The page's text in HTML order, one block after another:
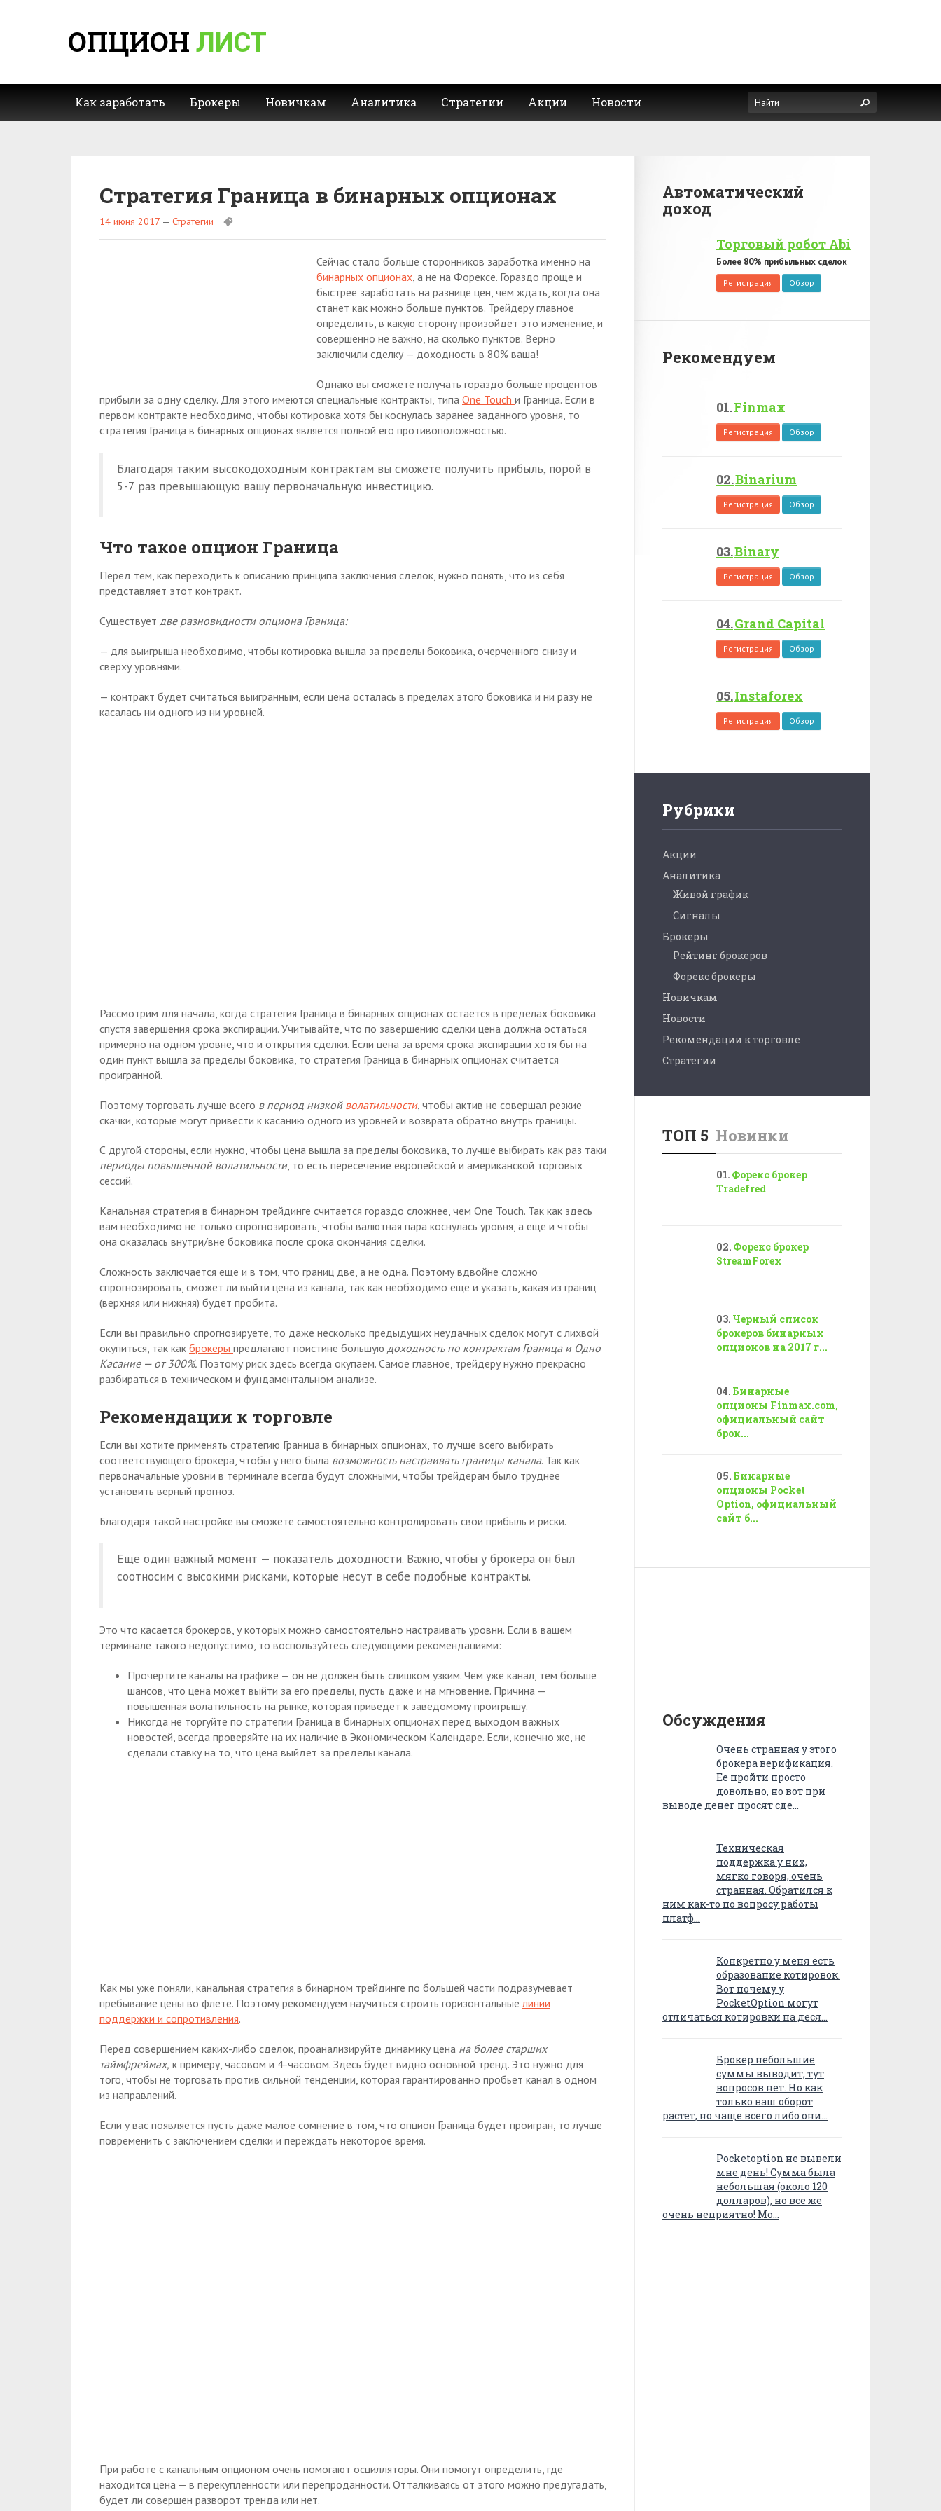
ОПЦИОН ЛИСТ
Как заработать Брокеры Новичкам Аналитика Стратегии Акции Новости
Стратегия Граница в бинарных опционах
14 июня 2017 — Стратегии
Сейчас стало больше сторонников заработка именно на
бинарных опционах, а не на Форексе. Гораздо проще и
быстрее заработать на разнице цен, чем ждать, когда она
станет как можно больше пунктов. Трейдеру главное
определить, в какую сторону произойдет это изменение, и
совершенно не важно, на сколько пунктов. Верно
заключили сделку — доходность в 80% ваша!
Однако вы сможете получать гораздо больше процентов
прибыли за одну сделку. Для этого имеются специальные контракты, типа One Touch и Граница. Если в
первом контракте необходимо, чтобы котировка хотя бы коснулась заранее заданного уровня, то
стратегия Граница в бинарных опционах является полной его противоположностью.
Благодаря таким высокодоходным контрактам вы сможете получить прибыль, порой в
5-7 раз превышающую вашу первоначальную инвестицию.
Что такое опцион Граница
Перед тем, как переходить к описанию принципа заключения сделок, нужно понять, что из себя
представляет этот контракт.
Существует две разновидности опциона Граница:
— для выигрыша необходимо, чтобы котировка вышла за пределы боковика, очерченного снизу и
сверху уровнями.
— контракт будет считаться выигранным, если цена осталась в пределах этого боковика и ни разу не
касалась ни одного из ни уровней.
Рассмотрим для начала, когда стратегия Граница в бинарных опционах остается в пределах боковика
спустя завершения срока экспирации. Учитывайте, что по завершению сделки цена должна остаться
примерно на одном уровне, что и открытия сделки. Если цена за время срока экспирации хотя бы на
один пункт вышла за пределы боковика, то стратегия Граница в бинарных опционах считается
проигранной.
Поэтому торговать лучше всего в период низкой волатильности, чтобы актив не совершал резкие
скачки, которые могут привести к касанию одного из уровней и возврата обратно внутрь границы.
С другой стороны, если нужно, чтобы цена вышла за пределы боковика, то лучше выбирать как раз таки
периоды повышенной волатильности, то есть пересечение европейской и американской торговых
сессий.
Канальная стратегия в бинарном трейдинге считается гораздо сложнее, чем One Touch. Так как здесь
вам необходимо не только спрогнозировать, чтобы валютная пара коснулась уровня, а еще и чтобы
она оказалась внутри/вне боковика после срока окончания сделки.
Сложность заключается еще и в том, что границ две, а не одна. Поэтому вдвойне сложно
спрогнозировать, сможет ли выйти цена из канала, так как необходимо еще и указать, какая из границ
(верхняя или нижняя) будет пробита.
Если вы правильно спрогнозируете, то даже несколько предыдущих неудачных сделок могут с лихвой
окупиться, так как брокеры предлагают поистине большую доходность по контрактам Граница и Одно
Касание — от 300%. Поэтому риск здесь всегда окупаем. Самое главное, трейдеру нужно прекрасно
разбираться в техническом и фундаментальном анализе.
Рекомендации к торговле
Если вы хотите применять стратегию Граница в бинарных опционах, то лучше всего выбирать
соответствующего брокера, чтобы у него была возможность настраивать границы канала. Так как
первоначальные уровни в терминале всегда будут сложными, чтобы трейдерам было труднее
установить верный прогноз.
Благодаря такой настройке вы сможете самостоятельно контролировать свои прибыль и риски.
Еще один важный момент — показатель доходности. Важно, чтобы у брокера он был
соотносим с высокими рисками, которые несут в себе подобные контракты.
Это что касается брокеров, у которых можно самостоятельно настраивать уровни. Если в вашем
терминале такого недопустимо, то воспользуйтесь следующими рекомендациями:
Прочертите каналы на графике — он не должен быть слишком узким. Чем уже канал, тем больше
шансов, что цена может выйти за его пределы, пусть даже и на мгновение. Причина —
повышенная волатильность на рынке, которая приведет к заведомому проигрышу.
Никогда не торгуйте по стратегии Граница в бинарных опционах перед выходом важных
новостей, всегда проверяйте на их наличие в Экономическом Календаре. Если, конечно же, не
сделали ставку на то, что цена выйдет за пределы канала.
Как мы уже поняли, канальная стратегия в бинарном трейдинге по большей части подразумевает
пребывание цены во флете. Поэтому рекомендуем научиться строить горизонтальныелинии
поддержки и сопротивления.
Перед совершением каких-либо сделок, проанализируйте динамику цена на более старших
таймфреймах, к примеру, часовом и 4-часовом. Здесь будет видно основной тренд. Это нужно для
того, чтобы не торговать против сильной тенденции, которая гарантированно пробьет канал в одном
из направлений.
Если у вас появляется пусть даже малое сомнение в том, что опцион Граница будет проигран, то лучше
повременить с заключением сделки и переждать некоторое время.
При работе с канальным опционом очень помогают осцилляторы. Они помогут определить, где
находится цена — в перекупленности или перепроданности. Отталкиваясь от этого можно предугадать,
будет ли совершен разворот тренда или нет.
Автоматический
доход
Торговый робот Abi
Более 80% прибыльных сделок
Регистрация Обзор
Рекомендуем
Finmax
Регистрация Обзор
Binarium
Регистрация Обзор
Binary
Регистрация Обзор
Grand Capital
Регистрация Обзор
Instaforex
Регистрация Обзор
Рубрики
Акции
Аналитика
Живой график
Сигналы
Брокеры
Рейтинг брокеров
Форекс брокеры
Новичкам
Новости
Рекомендации к торговле
Стратегии
ТОП 5 Новинки
Форекс брокер
Tradefred
Форекс брокер
StreamForex
Черный список
брокеров бинарных
опционов на 2017 г...
Бинарные
опционы Finmax.com,
официальный сайт
брок...
Бинарные
опционы Pocket
Option, официальный
сайт б...
Обсуждения
Очень странная у этого
брокера верификация.
Ее пройти просто
довольно, но вот при
выводе денег просят сде…
Техническая
поддержка у них,
мягко говоря, очень
странная. Обратился к
ним как-то по вопросу работы
платф…
Конкретно у меня есть
образование котировок.
Вот почему у
PocketOption могут
отличаться котировки на деся…
Брокер небольшие
суммы выводит, тут
вопросов нет. Но как
только ваш оборот
растет, но чаще всего либо они…
Pocketoption не вывели
мне день! Сумма была
небольшая (около 120
долларов), но все же
очень неприятно! Мо…